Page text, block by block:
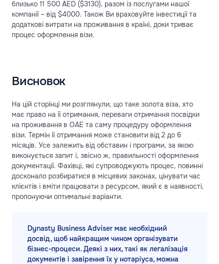
близько 11 500 AED ($3130), разом із послугами нашої
компанії – від $4000. Також Ви враховуйте інвестиції та
додаткові витрати на проживання в країні, доки триває
процес оформлення візи.
Висновок
На цій сторінці ми розглянули, що таке золота віза, хто
має право на її отримання, переваги отримання посвідки
на проживання в ОАЕ та саму процедуру оформлення
візи. Термін її отримання може становити від 2 до 6
місяців. Усе залежить від обставин і програми, за якою
виконується запит і, звісно ж, правильності оформлення
документації. Фахівці, які супроводжують процес, повинні
досконало розбиратися в місцевих законах, цінувати час
клієнтів і вміти працювати з ресурсом, який є в наявності,
пропонуючи оптимальні варіанти.
Dynasty Business Adviser має необхідний
досвід, щоб найкращим чином організувати
бізнес-процеси. Деякі з них, такі як легалізація
документів і завірення їх у нотаріуса, можна